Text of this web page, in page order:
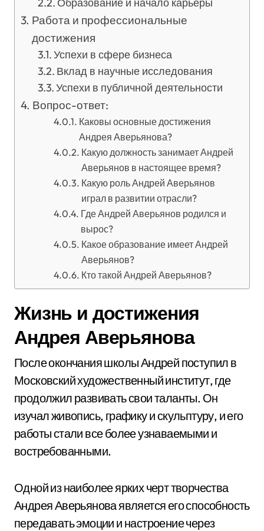
Работа и профессиональные
достижения
Успехи в сфере бизнеса
Вклад в научные исследования
Успехи в публичной деятельности
Вопрос-ответ:
Каковы основные достижения
Андрея Аверьянова?
Какую должность занимает Андрей
Аверьянов в настоящее время?
Какую роль Андрей Аверьянов
играл в развитии отрасли?
Где Андрей Аверьянов родился и
вырос?
Какое образование имеет Андрей
Аверьянов?
Кто такой Андрей Аверьянов?
Жизнь и достижения
Андрея Аверьянова
После окончания школы Андрей поступил в
Московский художественный институт, где
продолжил развивать свои таланты. Он
изучал живопись, графику и скульптуру, и его
работы стали все более узнаваемыми и
востребованными.
Одной из наиболее ярких черт творчества
Андрея Аверьянова является его способность
передавать эмоции и настроение через